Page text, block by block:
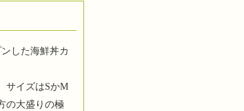
した海鮮丼カ
サイズはSかM
の大盛りの極